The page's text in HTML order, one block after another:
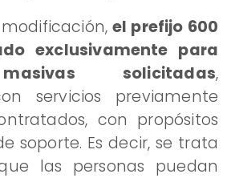
el prefijo 600
exclusivamente para
solicitadas,
servicios previamente
con propósitos
soporte. Es decir, se trata
las personas puedan